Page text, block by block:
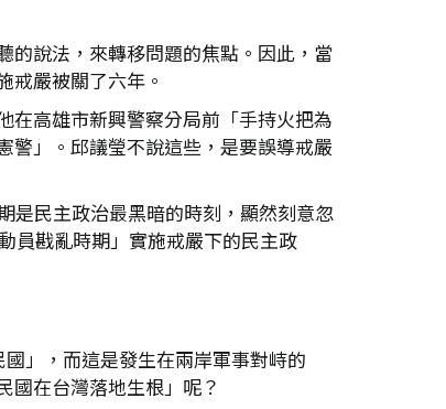
的說法，來轉移問題的焦點。因此，當
戒嚴被關了六年。
在高雄市新興警察分局前「手持火把為
警」。邱議瑩不說這些，是要誤導戒嚴
是民主政治最黑暗的時刻，顯然刻意忽
員戡亂時期」實施戒嚴下的民主政
」，而這是發生在兩岸軍事對峙的
國在台灣落地生根」呢？